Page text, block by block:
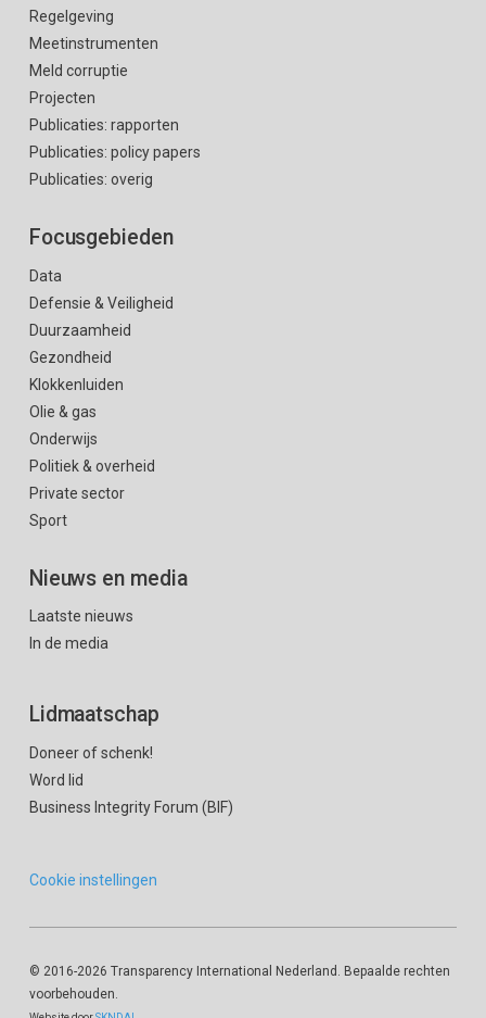
Regelgeving
Meetinstrumenten
Meld corruptie
Projecten
Publicaties: rapporten
Publicaties: policy papers
Publicaties: overig
Focusgebieden
Data
Defensie & Veiligheid
Duurzaamheid
Gezondheid
Klokkenluiden
Olie & gas
Onderwijs
Politiek & overheid
Private sector
Sport
Nieuws en media
Laatste nieuws
In de media
Lidmaatschap
Doneer of schenk!
Word lid
Business Integrity Forum (BIF)
Cookie instellingen
© 2016-2026 Transparency International Nederland. Bepaalde rechten
voorbehouden.